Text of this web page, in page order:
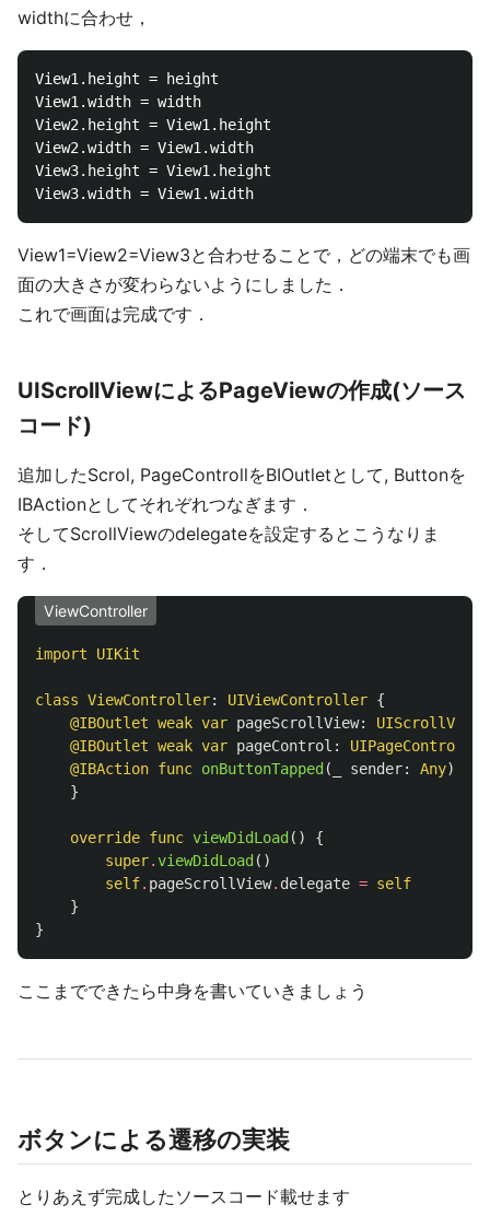
widthに合わせ，
View1.height = height
View1.width = width
View2.height = View1.height
View2.width = View1.width
View3.height = View1.height
View1=View2=View3と合わせることで，どの端末でも画
面の大きさが変わらないようにしました．
これで画面は完成です．
UIScrollViewによるPageViewの作成(ソース
コード)
追加したScrol, PageControllをBIOutletとして, Buttonを
IBActionとしてそれぞれつなぎます．
そしてScrollViewのdelegateを設定するとこうなりま
す．
ViewController
import UIKit
class ViewController: UIViewController {
@IBOutlet weak var pageScrollView: UIScrollView
@IBOutlet weak var pageControl : UIPageControl
@IBAction func onButtonTapped ( sender: Any)
}
override func viewDidLoad ()
{
super.viewDidLoad ()
self. pageScrollView. delegate = self
}
}
ここまでできたら中身を書いていきましょう
ボタンによる遷移の実装
とりあえず完成したソースコード載せます